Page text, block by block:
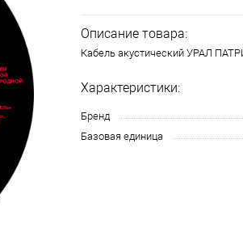
Описание товара:
Кабель акустический УРАЛ
Характеристики:
Бренд
Базовая единица